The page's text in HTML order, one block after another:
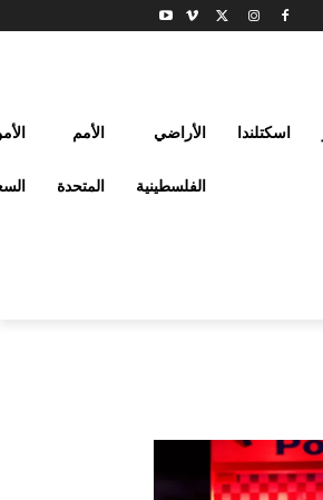
اسكتلندا الأراضي
الفلسطينية
الأمم
المتحدة